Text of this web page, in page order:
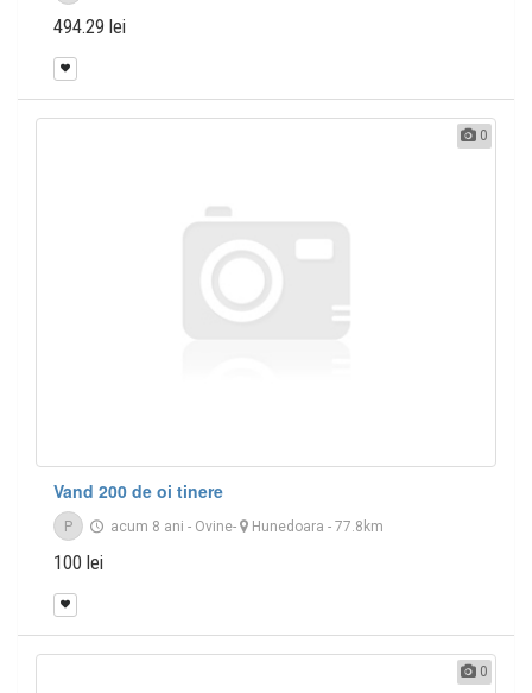
494.29 lei
0
Vand 200 de oi tinere
P acum 8 ani - Ovine- Hunedoara - 77.8km
100 lei
0